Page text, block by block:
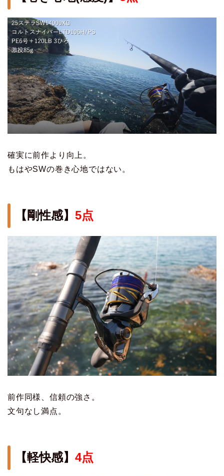
確実に前作より向上。
もはやSWの巻き心地ではない。
【剛性感】 5点
前作同様、信頼の強さ。
文句なし満点。
【軽快感】 4点